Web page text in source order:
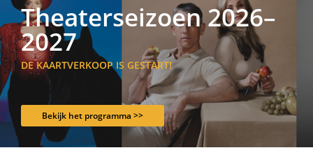
Theaterseizoen 2026–
2027
DE KAARTVERKOOP IS GESTART!
Bekijk het programma >>